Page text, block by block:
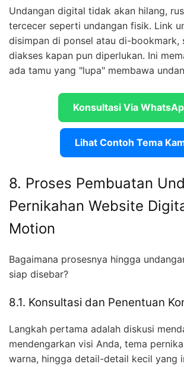
Undangan digital tidak akan hilang,
tercecer seperti undangan fisik. Link
disimpan di ponsel atau di-bookmark,
diakses kapan pun diperlukan. Ini
ada tamu yang "lupa" membawa
Konsultasi Via
Lihat Contoh Tema
8. Proses Pembuatan
Pernikahan Website
Motion
Bagaimana prosesnya hingga
siap disebar?
8.1. Konsultasi dan Penentuan
Langkah pertama adalah diskusi
mendengarkan visi Anda, tema
warna, hingga detail-detail kecil yang